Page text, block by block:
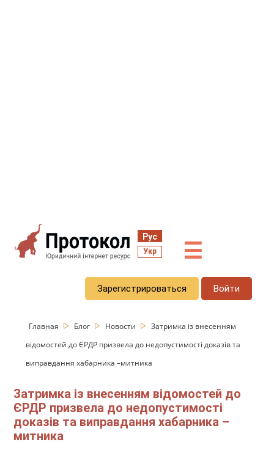
Рус
Укр ☰
Зарегистрироваться Войти
Главная Блог Новости
Затримка із внесенням
відомостей до ЄРДР призвела до недопустимості доказів та
виправдання хабарника –митника
Затримка із внесенням відомостей до
ЄРДР призвела до недопустимості
доказів та виправдання хабарника –
митника